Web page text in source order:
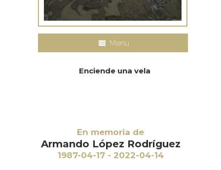
Menu
Enciende una vela
En memoria de
Armando López Rodríguez
1987-04-17 - 2022-04-14